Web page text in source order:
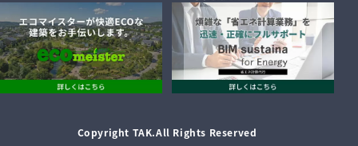
Copyright TAK.All Rights Reserved